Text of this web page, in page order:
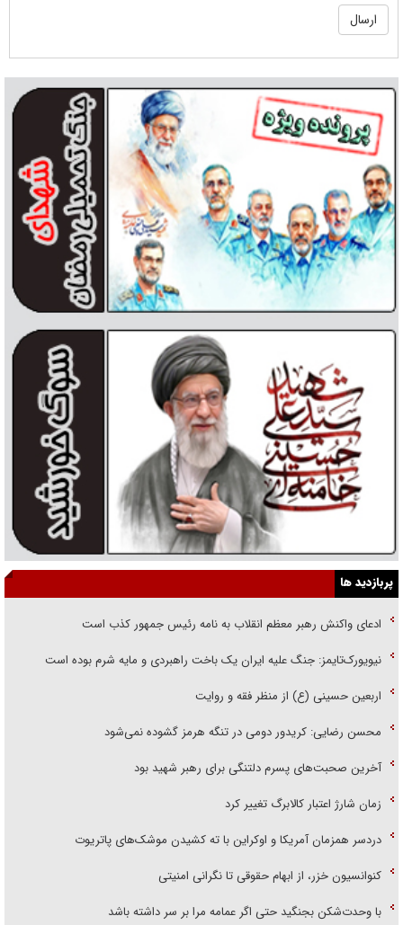
پربازدید ها
ادعای واکنش رهبر معظم انقلاب به نامه رئیس جمهور کذب است
نیویورک‌تایمز: جنگ علیه ایران یک باخت راهبردی و مایه شرم بوده است
اربعین حسینی (ع) از منظر فقه و روایت
محسن رضایی: کریدور دومی در تنگه هرمز گشوده نمی‌شود
آخرین صحبت‌های پسرم دلتنگی برای رهبر شهید بود
زمان شارژ اعتبار کالابرگ تغییر کرد
دردسر همزمان آمریکا و اوکراین با ته کشیدن موشک‌های پاتریوت
کنوانسیون خزر، از ابهام حقوقی تا نگرانی امنیتی
با وحدت‌شکن بجنگید حتی اگر عمامه مرا بر سر داشته باشد